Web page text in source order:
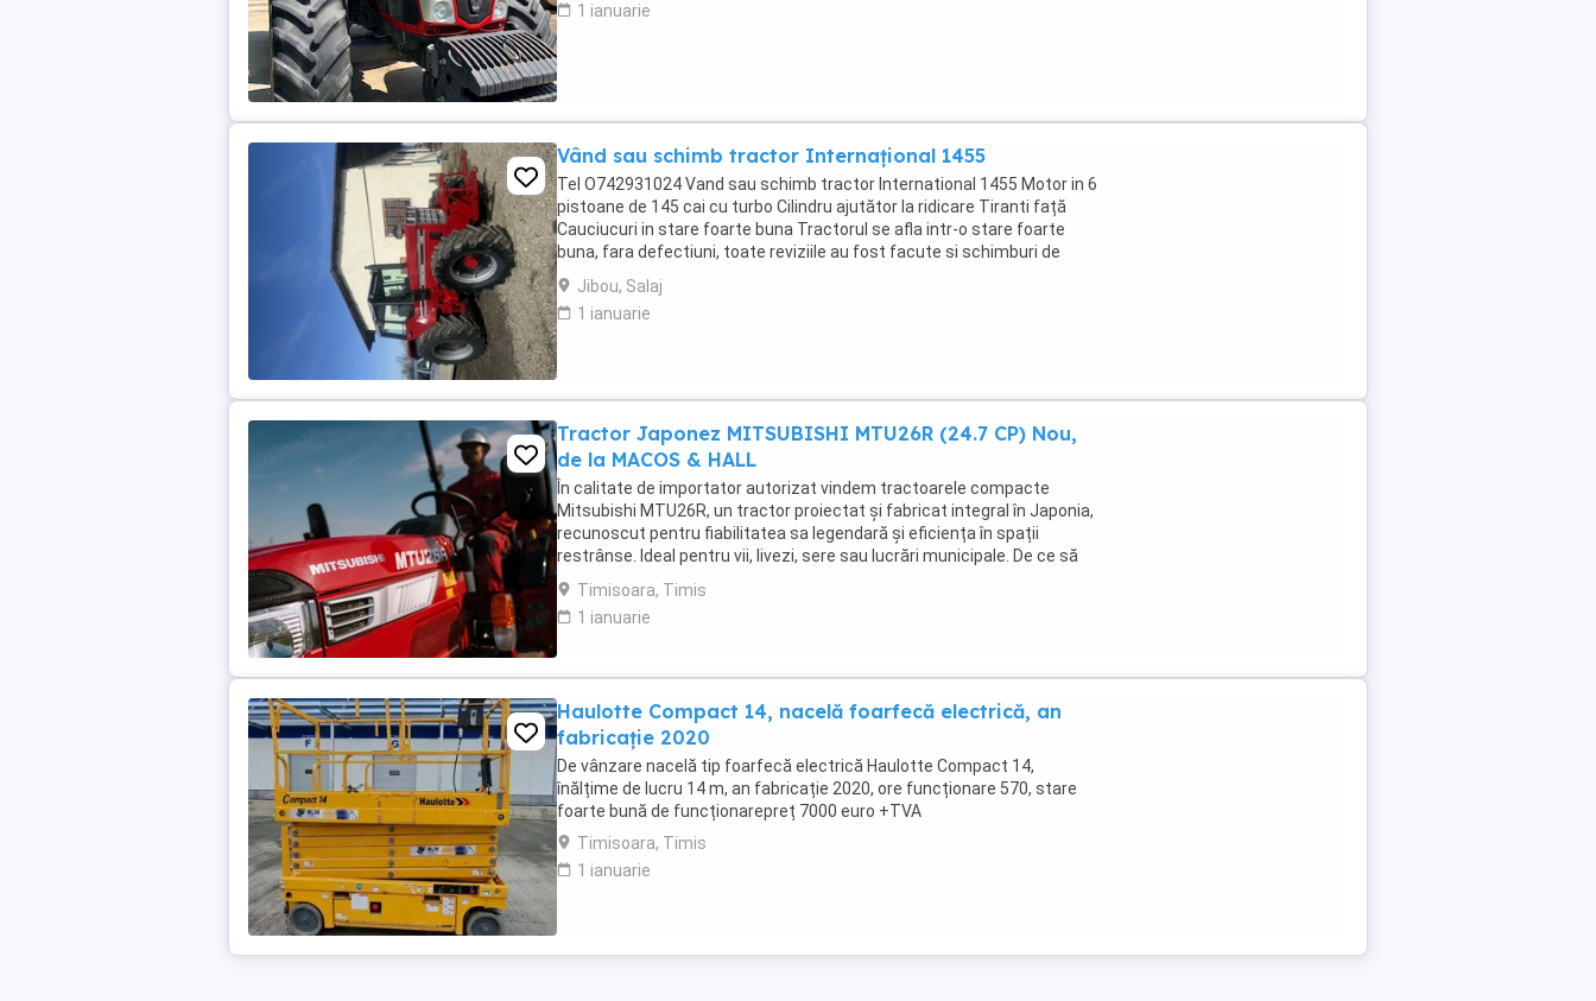
1 ianuarie
Vând sau schimb tractor Internațional 1455
Tel O742931024 Vand sau schimb tractor International 1455 Motor in 6
pistoane de 145 cai cu turbo Cilindru ajutător la ridicare Tiranti față
Cauciucuri in stare foarte buna Tractorul se afla intr-o stare foarte
buna, fara defectiuni, toate reviziile au fost facute si schimburi de
consumabile, nu necesita ...
Jibou, Salaj
1 ianuarie
Tractor Japonez MITSUBISHI MTU26R (24.7 CP) Nou,
de la MACOS & HALL
În calitate de importator autorizat vindem tractoarele compacte
Mitsubishi MTU26R, un tractor proiectat și fabricat integral în Japonia,
recunoscut pentru fiabilitatea sa legendară și eficiența în spații
restrânse. Ideal pentru vii, livezi, sere sau lucrări municipale. De ce să
alegi Mitsubishi MTU26R ...
Timisoara, Timis
1 ianuarie
Haulotte Compact 14, nacelă foarfecă electrică, an
fabricație 2020
De vânzare nacelă tip foarfecă electrică Haulotte Compact 14,
înălțime de lucru 14 m, an fabricație 2020, ore funcționare 570, stare
foarte bună de funcționarepreț 7000 euro +TVA
Timisoara, Timis
1 ianuarie